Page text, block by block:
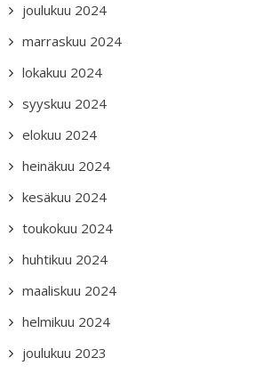
joulukuu 2024
marraskuu 2024
lokakuu 2024
syyskuu 2024
elokuu 2024
heinäkuu 2024
kesäkuu 2024
toukokuu 2024
huhtikuu 2024
maaliskuu 2024
helmikuu 2024
joulukuu 2023